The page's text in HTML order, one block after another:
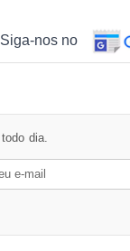
Siga-nos no
dia.